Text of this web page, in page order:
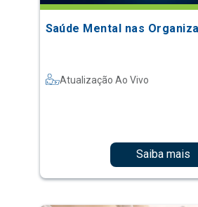
Saúde Mental nas
Atualização Ao Vivo
Saiba mais